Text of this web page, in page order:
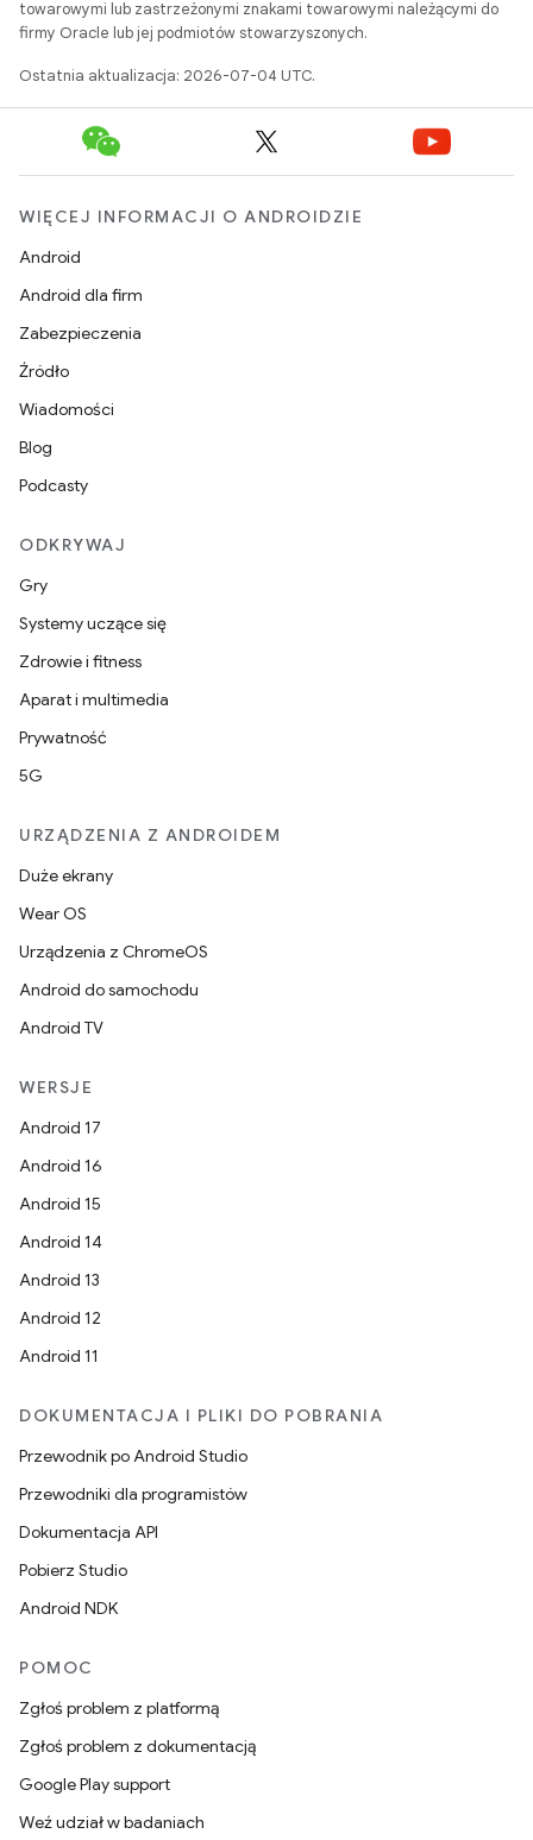
towarowymi lub zastrzeżonymi znakami towarowymi należącymi do
firmy Oracle lub jej podmiotów stowarzyszonych.
Ostatnia aktualizacja: 2026-07-04 UTC.
WIĘCEJ INFORMACJI O ANDROIDZIE
Android
Android dla firm
Zabezpieczenia
Źródło
Wiadomości
Blog
Podcasty
ODKRYWAJ
Gry
Systemy uczące się
Zdrowie i fitness
Aparat i multimedia
Prywatność
5G
URZĄDZENIA Z ANDROIDEM
Duże ekrany
Wear OS
Urządzenia z ChromeOS
Android do samochodu
Android TV
WERSJE
Android 17
Android 16
Android 15
Android 14
Android 13
Android 12
Android 11
DOKUMENTACJA I PLIKI DO POBRANIA
Przewodnik po Android Studio
Przewodniki dla programistów
Dokumentacja API
Pobierz Studio
Android NDK
POMOC
Zgłoś problem z platformą
Zgłoś problem z dokumentacją
Google Play support
Weź udział w badaniach